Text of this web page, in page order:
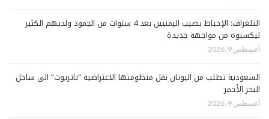
التلغراف: الإحباط يصيب اليمنيين بعد 4 سنوات من الجمود ولديهم الكثير
ليكسبوه من مواجهة جديدة
أغسطس 9, 2026
السعودية تطلب من اليونان نقل منظومتها الاعتراضية “باتريوت” الى ساحل
البحر الأحمر
أغسطس 9, 2026